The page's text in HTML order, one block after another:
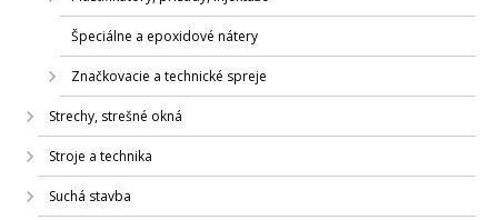
Špeciálne a epoxidové nátery
Značkovacie a technické spreje
Strechy, strešné okná
Stroje a technika
Suchá stavba